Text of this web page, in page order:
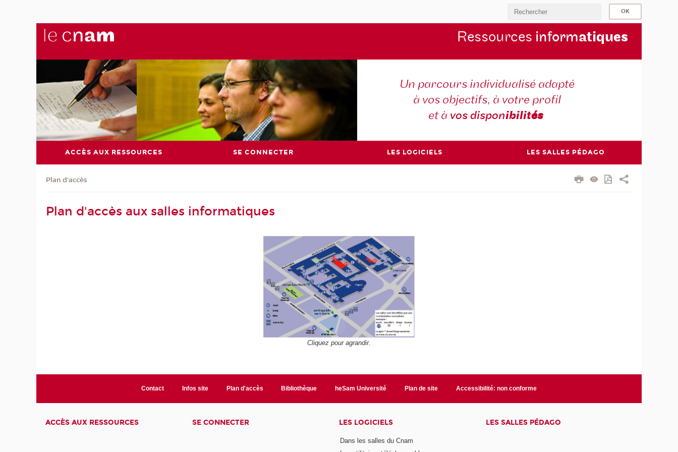
Ressources informatiques
Un parcours individualisé adapté
à vos objectifs, à votre profil
et à vos disponibilités
ACCÈS AUX RESSOURCES SE CONNECTER LES LOGICIELS LES SALLES PÉDAGO
Plan d'accès
Plan d'accès aux salles informatiques
Cliquez pour agrandir.
Contact Infos site Plan d'accès Bibliothèque heSam Université Plan de site Accessibilité: non conforme
ACCÈS AUX RESSOURCES SE CONNECTER LES LOGICIELS
Dans les salles du Cnam
LES SALLES PÉDAGO